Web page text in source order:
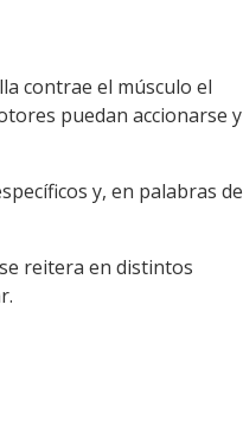
contrae el músculo el
puedan accionarse y
y, en palabras de
reitera en distintos